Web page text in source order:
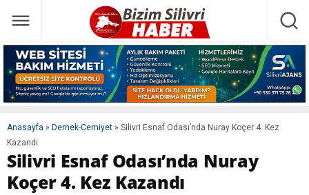
Anasayfa » Dernek-Cemiyet » Silivri Esnaf Odası’nda Nuray Koçer 4. Kez
Kazandı
Silivri Esnaf Odası’nda Nuray
Koçer 4. Kez Kazandı